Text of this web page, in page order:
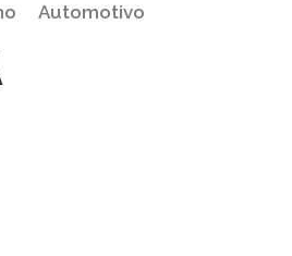
Automotivo